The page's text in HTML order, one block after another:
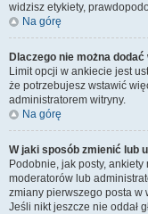
widzisz etykiety,
Na górę
Dlaczego nie można
Limit opcji w ankiecie jest
że potrzebujesz wstawić
administratorem witryny.
Na górę
W jaki sposób zmienić lub
Podobnie, jak posty,
moderatorów lub
zmiany pierwszego posta w
Jeśli nikt jeszcze nie oddał